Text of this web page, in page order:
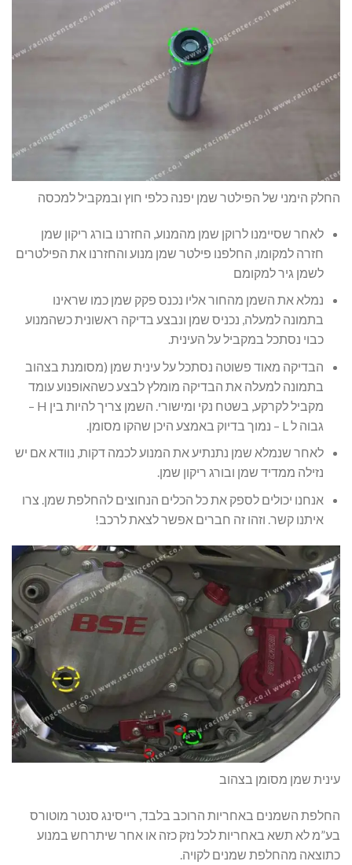
החלק הימני של הפילטר שמן יפנה כלפי חוץ ובמקביל למכסה
לאחר שסיימנו לרוקן שמן מהמנוע, החזרנו בורג ריקון שמן
חזרה למקומו, החלפנו פילטר שמן מנוע והחזרנו את הפילטרים
לשמן גיר למקומם
נמלא את השמן מהחור אליו נכנס פקק שמן כמו שראינו
בתמונה למעלה, נכניס שמן ונבצע בדיקה ראשונית כשהמנוע
כבוי נסתכל במקביל על העינית.
הבדיקה מאוד פשוטה נסתכל על עינית שמן (מסומנת בצהוב
בתמונה למעלה את הבדיקה מומלץ לבצע כשהאופנוע עומד
מקביל לקרקע, בשטח נקי ומישורי. השמן צריך להיות בין H –
גבוה ל L – נמוך בדיוק באמצע היכן שהקו מסומן.
לאחר שנמלא שמן נתנתיע את המנוע לכמה דקות, נוודא אם יש
נזילה ממדיד שמן ובורג ריקון שמן.
אנחנו יכולים לספק את כל הכלים הנחוצים להחלפת שמן. צרו
איתנו קשר. וזהו זה חברים אפשר לצאת לרכב!
עינית שמן מסומן בצהוב
החלפת השמנים באחריות הרוכב בלבד, רייסינג סנטר מוטורס
בע”מ לא תשא באחריות לכל נזק כזה או אחר שיתרחש במנוע
כתוצאה מהחלפת שמנים לקויה.